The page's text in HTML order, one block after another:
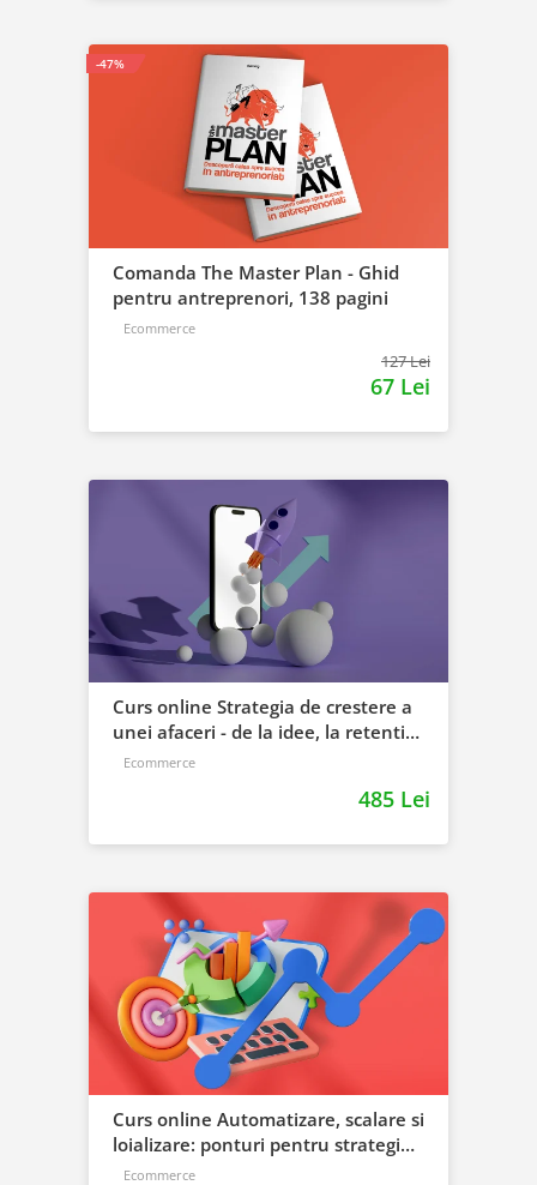
Comanda The Master Plan - Ghid
pentru antreprenori, 138 pagini
Ecommerce
127 Lei
67 Lei
-47%
Curs online Strategia de crestere a
unei afaceri - de la idee, la retentie
si scalare
Ecommerce
485 Lei
Curs online Automatizare, scalare si
loializare: ponturi pentru strategia
de business
Ecommerce